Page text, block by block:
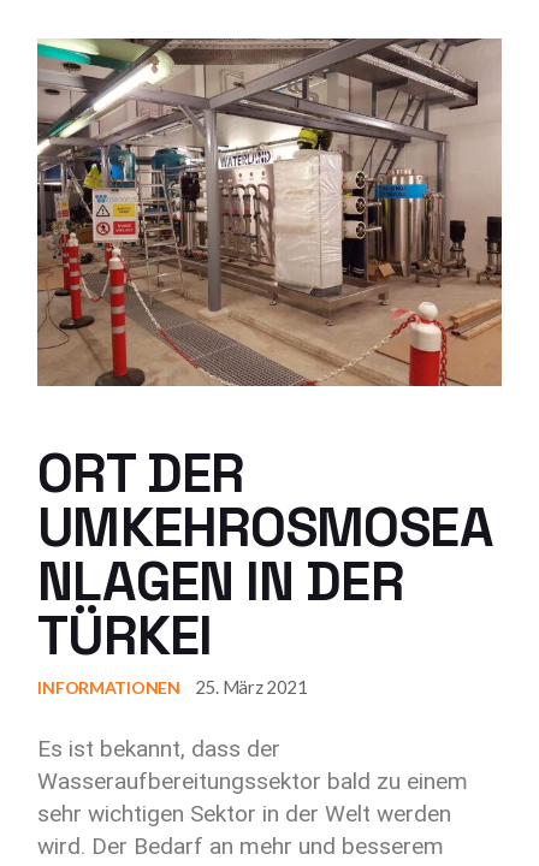
ORT DER
UMKEHROSMOSEA
NLAGEN IN DER
TÜRKEI
INFORMATIONEN 25. März 2021
Es ist bekannt, dass der
Wasseraufbereitungssektor bald zu einem
sehr wichtigen Sektor in der Welt werden
wird. Der Bedarf an mehr und besserem